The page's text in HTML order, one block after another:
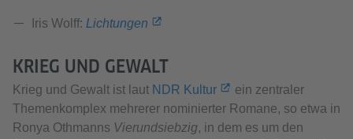
Iris Wolff: Lichtungen
KRIEG UND GEWALT
Krieg und Gewalt ist laut NDR Kultur
ein zentraler
Themenkomplex mehrerer nominierter Romane, so etwa in
Ronya Othmanns Vierundsiebzig, in dem es um den